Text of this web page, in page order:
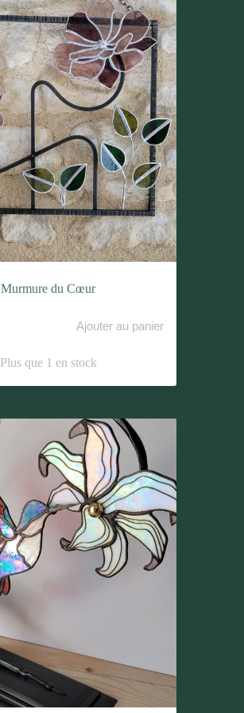
Murmure du Cœur
Ajouter au panier
Plus que 1 en stock